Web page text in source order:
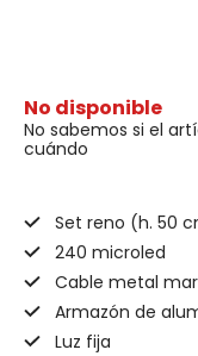
No disponible
No sabemos si el
cuándo
Set reno (h. 50
240 microled
Cable metal
Armazón de
Luz fija